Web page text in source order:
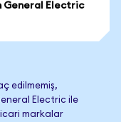
General Electric
edilmemiş,
Electric ile
markalar